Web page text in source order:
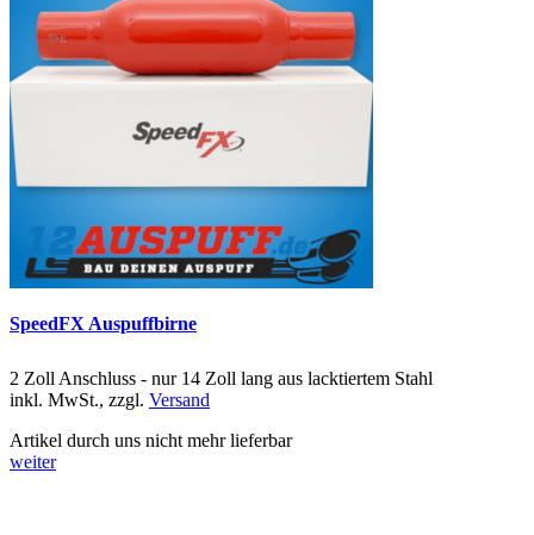
SpeedFX Auspuffbirne
2 Zoll Anschluss - nur 14 Zoll lang aus lacktiertem Stahl
inkl. MwSt., zzgl. Versand
Artikel durch uns nicht mehr lieferbar
weiter